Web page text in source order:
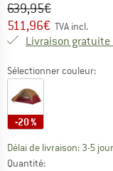
Prix initial :
639,95€
Prix:
511,96€ TVA incl.
Livraison gratuite
Sélectionner couleur:
-20 %
Délai de livraison: 3-5
Quantité: